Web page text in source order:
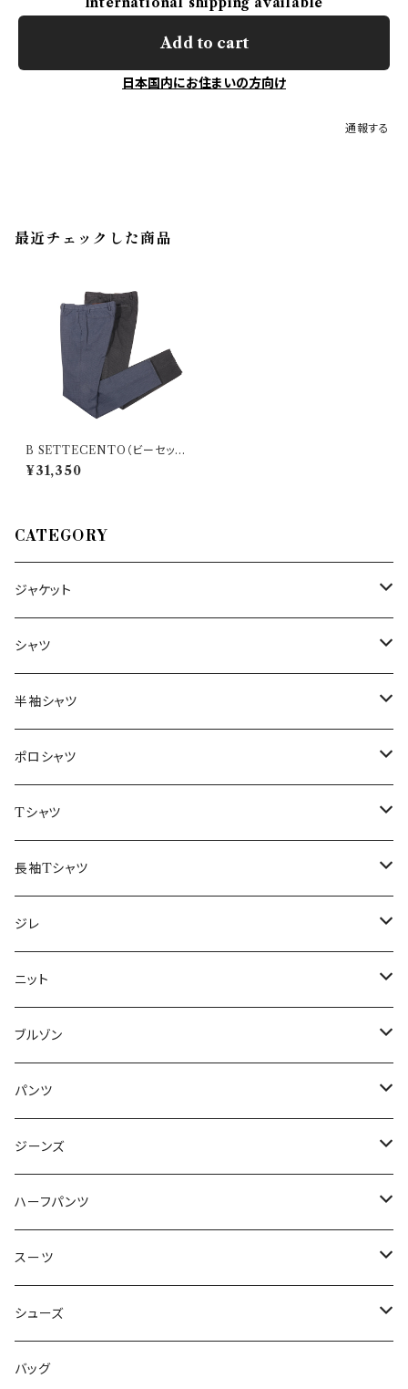
Add to cart
日本国内にお住まいの方向け
通報する
最近チェックした商品
B SETTECENTO（ビーセッテ
チェント） パンツ 8514 23757
¥31,350
CATEGORY
ジャケット
～44/S
46/M
48/L
50/XL～
シャツ
～44/S
46/M
48/L
50/XL～
半袖シャツ
～44/S
46/M
48/L
50/XL～
ポロシャツ
～44/S
46/M
48/L
50/XL～
Tシャツ
～44/S
46/M
48/L
50/XL～
長袖Tシャツ
～44/S
46/M
48/L
50/XL～
ジレ
～44/S
46/M
48/L
50/XL～
ニット
～44/S
46/M
48/L
50/XL～
ブルゾン
～44/S
46/M
48/L
50/XL～
パンツ
～44/S
46/M
48/L
50/XL～
ジーンズ
～44/S
46/M
48/L
50/XL～
ハーフパンツ
～44/S
46/M
48/L
スーツ
～44/S
46/M
シューズ
～25.5cm
バッグ